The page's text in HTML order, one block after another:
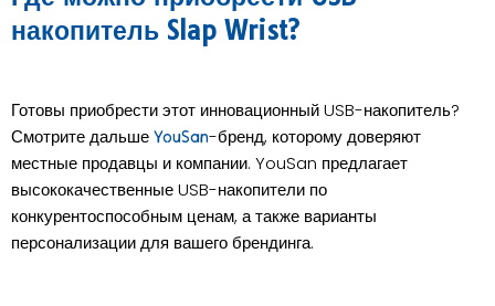
накопитель Slap Wrist?
Готовы приобрести этот инновационный USB-накопитель?
Смотрите дальше YouSan-бренд, которому доверяют
местные продавцы и компании. YouSan предлагает
высококачественные USB-накопители по
конкурентоспособным ценам, а также варианты
персонализации для вашего брендинга.